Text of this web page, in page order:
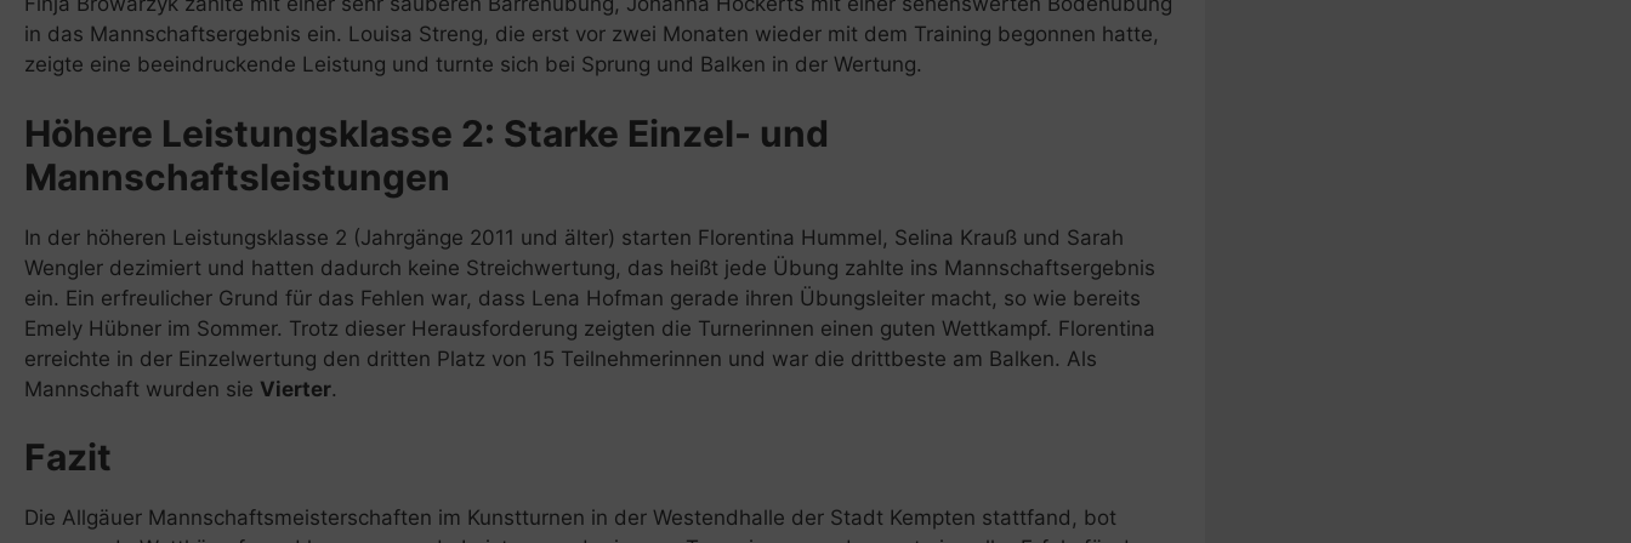
in das Mannschaftsergebnis ein. Louisa Streng, die erst vor zwei Monaten wieder mit dem Training begonnen hatte,
zeigte eine beeindruckende Leistung und turnte sich bei Sprung und Balken in der Wertung.
Höhere Leistungsklasse 2: Starke Einzel- und
Mannschaftsleistungen
In der höheren Leistungsklasse 2 (Jahrgänge 2011 und älter) starten Florentina Hummel, Selina Krauß und Sarah
Wengler dezimiert und hatten dadurch keine Streichwertung, das heißt jede Übung zahlte ins Mannschaftsergebnis
ein. Ein erfreulicher Grund für das Fehlen war, dass Lena Hofman gerade ihren Übungsleiter macht, so wie bereits
Emely Hübner im Sommer. Trotz dieser Herausforderung zeigten die Turnerinnen einen guten Wettkampf. Florentina
erreichte in der Einzelwertung den dritten Platz von 15 Teilnehmerinnen und war die drittbeste am Balken. Als
Mannschaft wurden sie Vierter.
Fazit
Die Allgäuer Mannschaftsmeisterschaften im Kunstturnen in der Westendhalle der Stadt Kempten stattfand, bot